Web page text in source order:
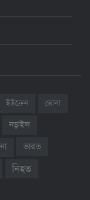
ইউক্রেন
ভোলা
নড়াইল
ভারত
নিহত